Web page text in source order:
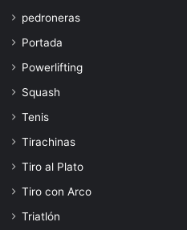
pedroneras
Portada
Powerlifting
Squash
Tenis
Tirachinas
Tiro al Plato
Tiro con Arco
Triatlón